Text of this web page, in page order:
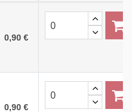
0,90 €
0,90 €